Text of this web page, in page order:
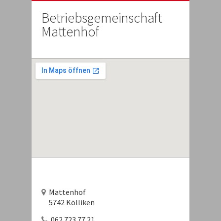
Betriebsgemeinschaft
Mattenhof
Mattenhof
5742 Kölliken